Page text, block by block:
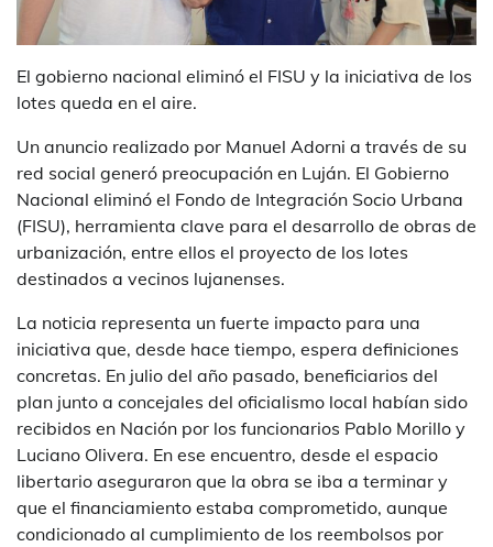
El gobierno nacional eliminó el FISU y la iniciativa de los
lotes queda en el aire.
Un anuncio realizado por Manuel Adorni a través de su
red social generó preocupación en Luján. El Gobierno
Nacional eliminó el Fondo de Integración Socio Urbana
(FISU), herramienta clave para el desarrollo de obras de
urbanización, entre ellos el proyecto de los lotes
destinados a vecinos lujanenses.
La noticia representa un fuerte impacto para una
iniciativa que, desde hace tiempo, espera definiciones
concretas. En julio del año pasado, beneficiarios del
plan junto a concejales del oficialismo local habían sido
recibidos en Nación por los funcionarios Pablo Morillo y
Luciano Olivera. En ese encuentro, desde el espacio
libertario aseguraron que la obra se iba a terminar y
que el financiamiento estaba comprometido, aunque
condicionado al cumplimiento de los reembolsos por